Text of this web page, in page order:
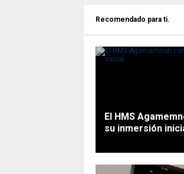
Recomendado para ti.
El HMS
su inmersión